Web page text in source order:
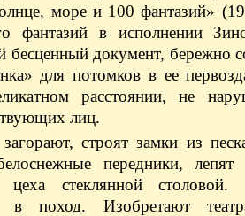
море и 100 фантазий»
фантазий в исполнении
бесценный документ, бережно
для потомков в ее
расстоянии, не
лиц.
строят замки из
передники, лепят
цеха стеклянной столовой.
поход. Изобретают